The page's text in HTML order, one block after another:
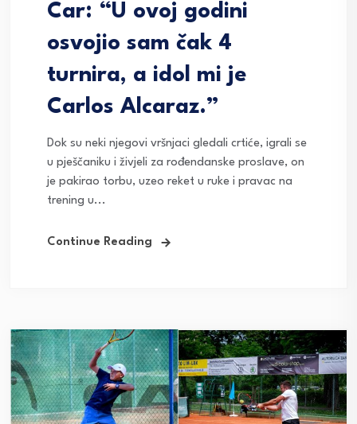
Car: “U ovoj godini
osvojio sam čak 4
turnira, a idol mi je
Carlos Alcaraz.”
Dok su neki njegovi vršnjaci gledali crtiće, igrali se
u pješčaniku i živjeli za rođendanske proslave, on
je pakirao torbu, uzeo reket u ruke i pravac na
trening u...
Continue Reading